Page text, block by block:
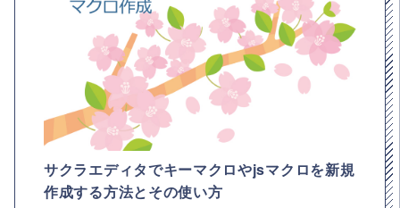
サクラエディタでキーマクロやjsマクロを新規
作成する方法とその使い方